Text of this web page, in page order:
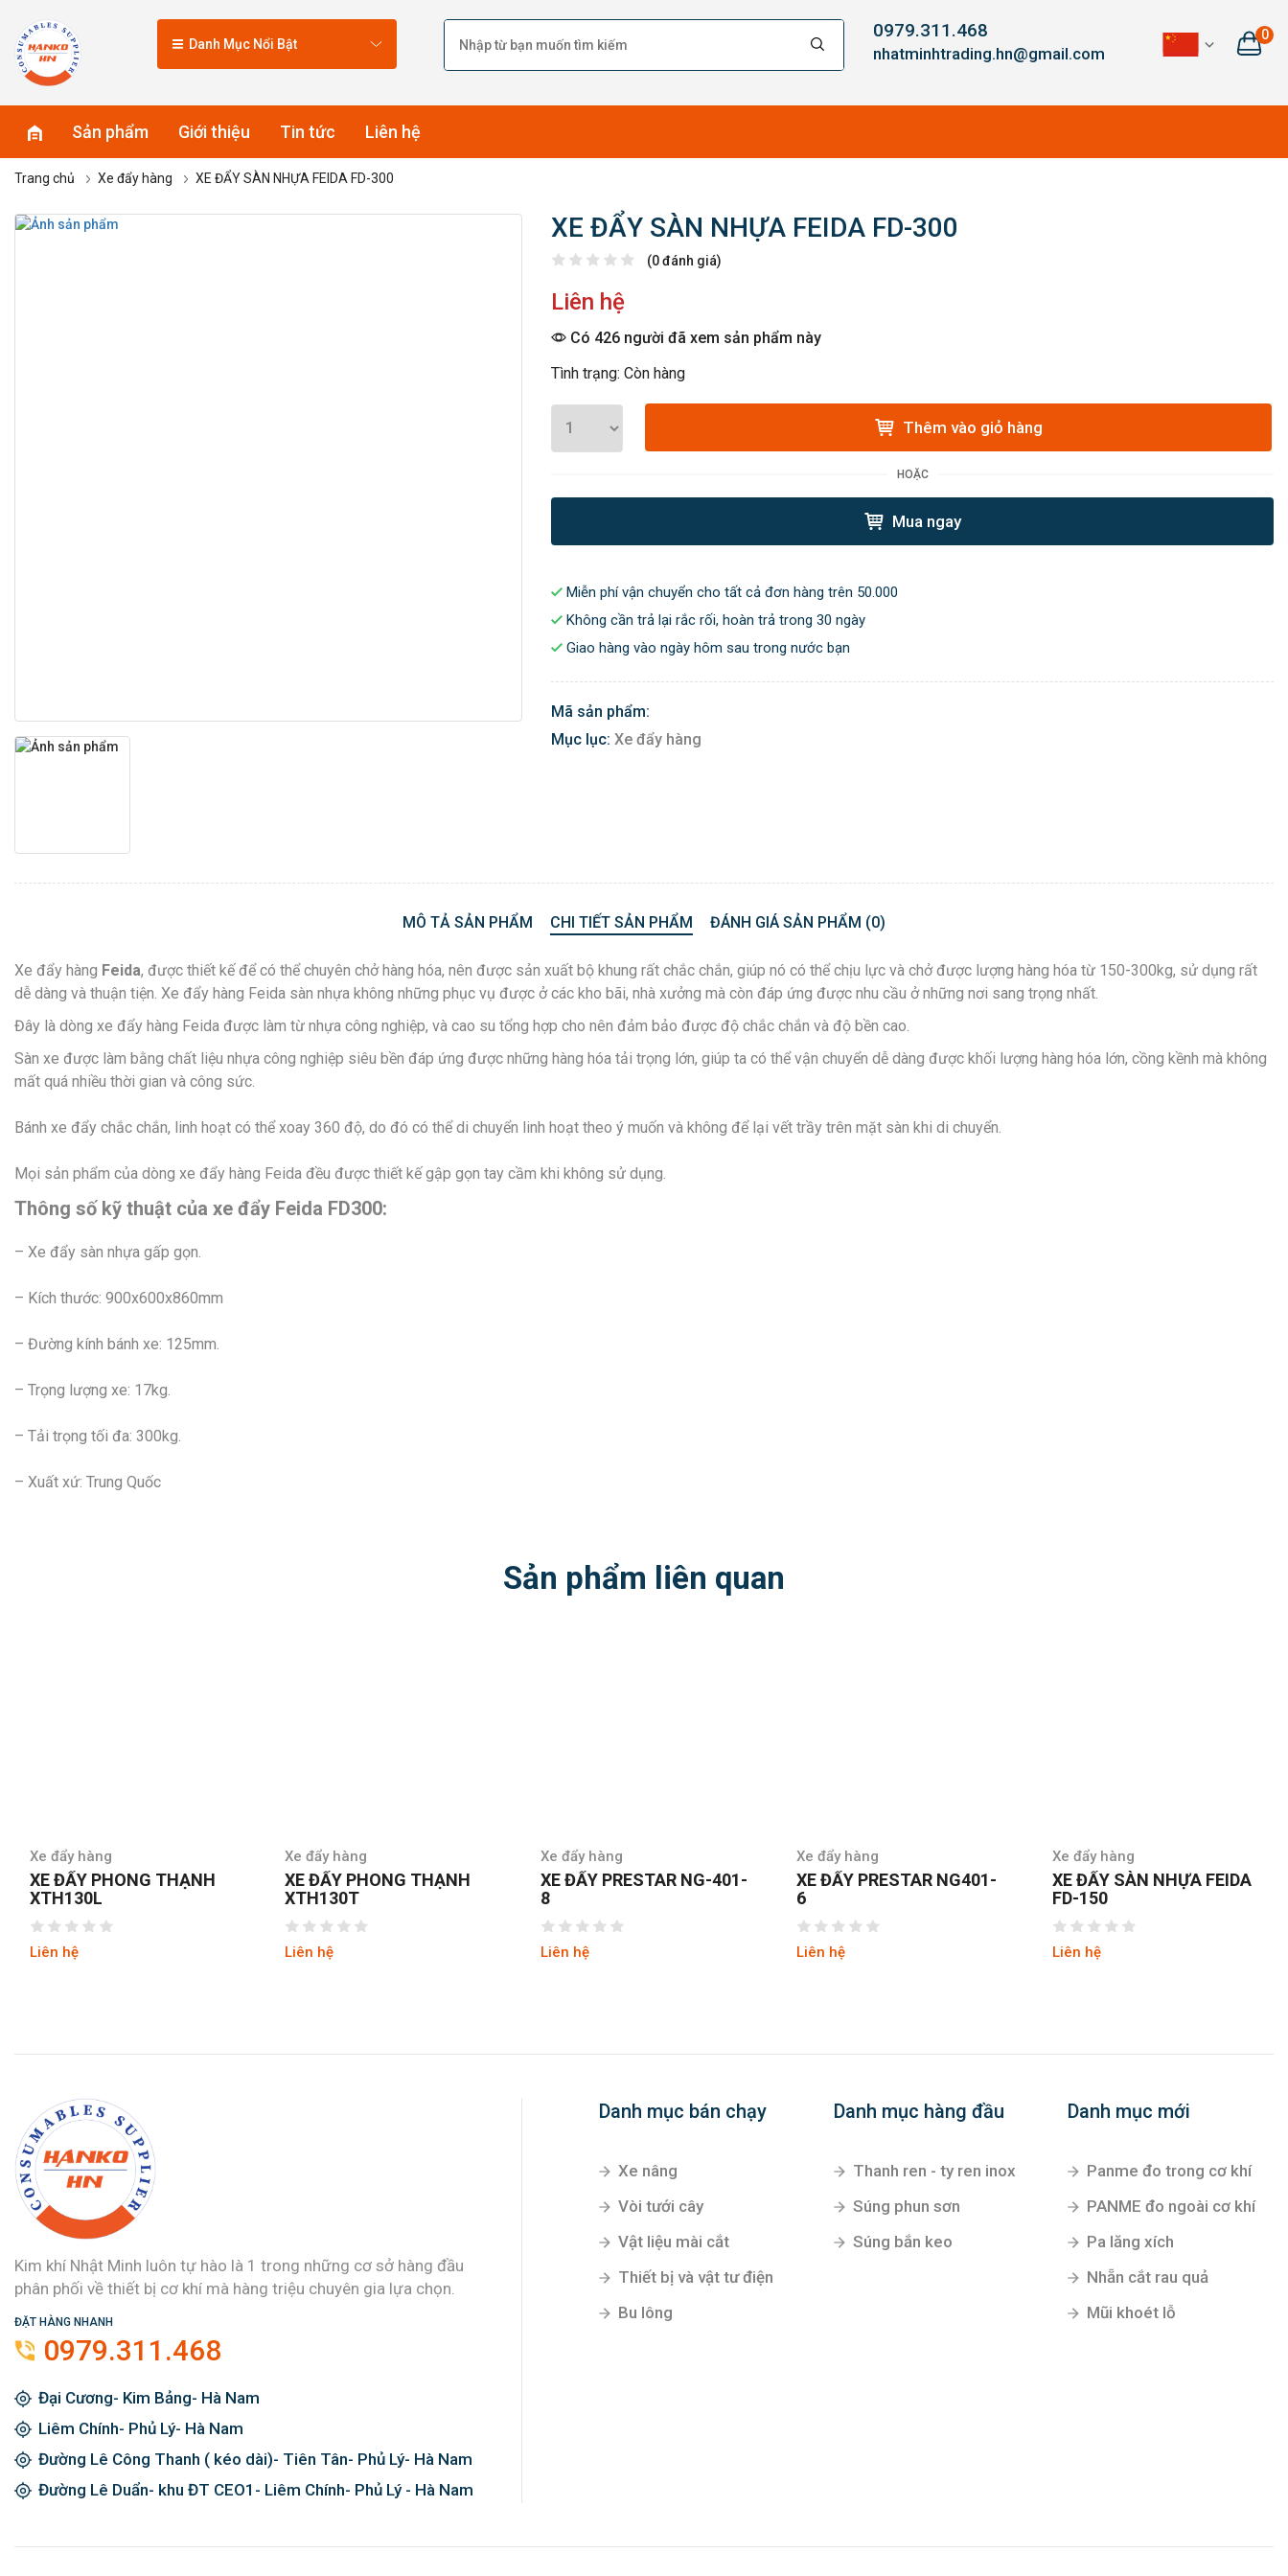
Danh Mục Nổi Bật
0979.311.468
nhatminhtrading.hn@gmail.com
0
Sản phẩm Giới thiệu Tin tức Liên hệ
Trang chủ Xe đẩy hàng XE ĐẨY SÀN NHỰA FEIDA FD-300
XE ĐẨY SÀN NHỰA FEIDA FD-300
(0 đánh giá)
Liên hệ
Có 426 người đã xem sản phẩm này
Tình trạng: Còn hàng
Thêm vào giỏ hàng
HOẶC
Mua ngay
Miễn phí vận chuyển cho tất cả đơn hàng trên 50.000
Không cần trả lại rắc rối, hoàn trả trong 30 ngày
Giao hàng vào ngày hôm sau trong nước bạn
Mã sản phẩm:
Mục lục: Xe đẩy hàng
MÔ TẢ SẢN PHẨM CHI TIẾT SẢN PHẨM ĐÁNH GIÁ SẢN PHẨM (0)
Xe đẩy hàng Feida, được thiết kế để có thể chuyên chở hàng hóa, nên được sản xuất bộ khung rất chắc chắn, giúp nó có thể chịu lực và chở được lượng hàng hóa từ 150-300kg, sử dụng rất
dễ dàng và thuận tiện. Xe đẩy hàng Feida sàn nhựa không những phục vụ được ở các kho bãi, nhà xưởng mà còn đáp ứng được nhu cầu ở những nơi sang trọng nhất.
Đây là dòng xe đẩy hàng Feida được làm từ nhựa công nghiệp, và cao su tổng hợp cho nên đảm bảo được độ chắc chắn và độ bền cao.
Sàn xe được làm bằng chất liệu nhựa công nghiệp siêu bền đáp ứng được những hàng hóa tải trọng lớn, giúp ta có thể vận chuyển dễ dàng được khối lượng hàng hóa lớn, cồng kềnh mà không
mất quá nhiều thời gian và công sức.
Bánh xe đẩy chắc chắn, linh hoạt có thể xoay 360 độ, do đó có thể di chuyển linh hoạt theo ý muốn và không để lại vết trầy trên mặt sàn khi di chuyển.
Mọi sản phẩm của dòng xe đẩy hàng Feida đều được thiết kế gập gọn tay cầm khi không sử dụng.
Thông số kỹ thuật của xe đẩy Feida FD300:
– Xe đẩy sàn nhựa gấp gọn.
– Kích thước: 900x600x860mm
– Đường kính bánh xe: 125mm.
– Trọng lượng xe: 17kg.
– Tải trọng tối đa: 300kg.
– Xuất xứ: Trung Quốc
Sản phẩm liên quan
Xe đẩy hàng
XE ĐẨY PHONG THẠNH
XTH130L
Liên hệ
Xe đẩy hàng
XE ĐẨY PHONG THẠNH
XTH130T
Liên hệ
Xe đẩy hàng
XE ĐẨY PRESTAR NG-401-
8
Liên hệ
Xe đẩy hàng
XE ĐẨY PRESTAR NG401-
6
Liên hệ
Xe đẩy hàng
XE ĐẨY SÀN NHỰA FEIDA
FD-150
Liên hệ
Kim khí Nhật Minh luôn tự hào là 1 trong những cơ sở hàng đầu
phân phối về thiết bị cơ khí mà hàng triệu chuyên gia lựa chọn.
ĐẶT HÀNG NHANH
0979.311.468
Đại Cương- Kim Bảng- Hà Nam
Liêm Chính- Phủ Lý- Hà Nam
Đường Lê Công Thanh ( kéo dài)- Tiên Tân- Phủ Lý- Hà Nam
Đường Lê Duẩn- khu ĐT CEO1- Liêm Chính- Phủ Lý - Hà Nam
Danh mục bán chạy
Xe nâng
Vòi tưới cây
Vật liệu mài cắt
Thiết bị và vật tư điện
Bu lông
Danh mục hàng đầu
Thanh ren - ty ren inox
Súng phun sơn
Súng bắn keo
Danh mục mới
Panme đo trong cơ khí
PANME đo ngoài cơ khí
Pa lăng xích
Nhẵn cắt rau quả
Mũi khoét lỗ